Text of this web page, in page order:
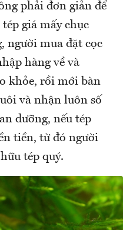
phải đơn giản để
giá mấy chục
người mua đặt cọc
hàng về và
khỏe, rồi mới bàn
và nhận luôn số
dưỡng, nếu tép
tiền, từ đó người
tép quý.